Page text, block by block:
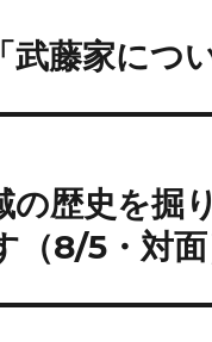
o
k
武藤家につ
の歴史を
8/5・対面